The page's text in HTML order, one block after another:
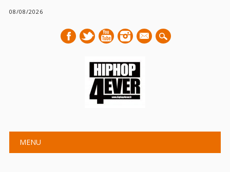
08/08/2026
mail
Main menu
MENU